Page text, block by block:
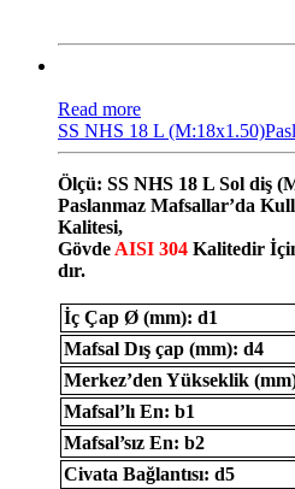
Read more
SS NHS 18 L
Ölçü: SS NHS 18 L Sol diş
Paslanmaz Mafsallar’da
Kalitesi,
Gövde AISI 304 Kalitedir
dır.
İç Çap Ø (mm): d1
Mafsal Dış çap (mm): d4
Merkez’den Yükseklik
Mafsal’lı En: b1
Mafsal’sız En: b2
Civata Bağlantısı: d5